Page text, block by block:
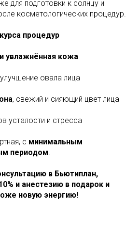
для подготовки к солнцу и
косметологических процедур.
процедур
увлажнённая кожа
овала лица
, свежий и сияющий цвет лица
усталости и стресса
с минимальным
периодом.
в Бьютиплан,
и анестезию в подарок и
новую энергию!